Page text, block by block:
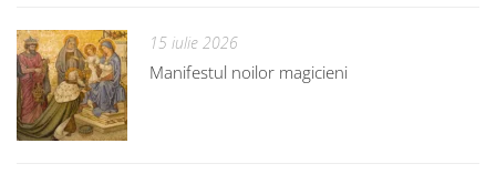
15 iulie 2026
Manifestul noilor magicieni